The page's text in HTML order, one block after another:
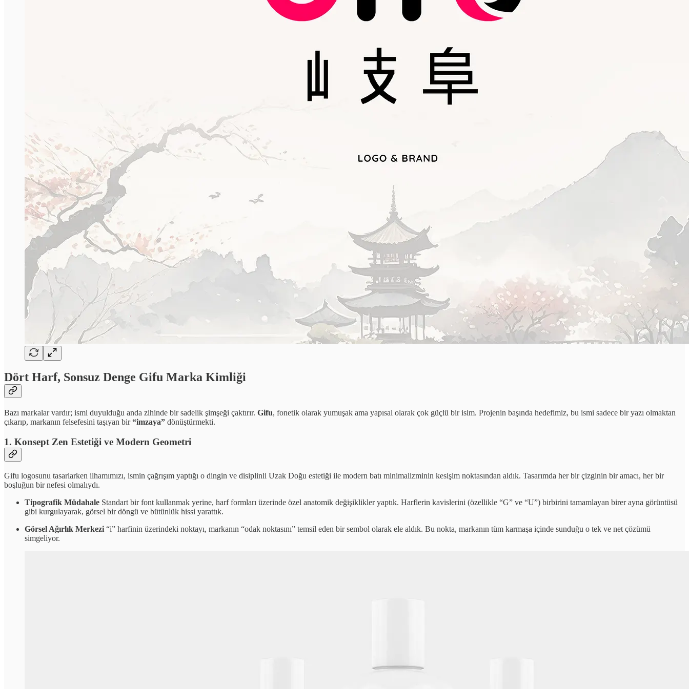
Dört Harf, Sonsuz Denge Gifu Marka Kimliği
Bazı markalar vardır; ismi duyulduğu anda zihinde bir sadelik şimşeği çaktırır. Gifu, fonetik olarak yumuşak ama yapısal olarak çok güçlü bir isim. Projenin başında hedefimiz, bu ismi sadece bir yazı olmaktan
çıkarıp, markanın felsefesini taşıyan bir“imzaya” dönüştürmekti.
1. Konsept Zen Estetiği ve Modern Geometri
Gifu logosunu tasarlarken ilhamımızı, ismin çağrışım yaptığı o dingin ve disiplinli Uzak Doğu estetiği ile modern batı minimalizminin kesişim noktasından aldık. Tasarımda her bir çizginin bir amacı, her bir
boşluğun bir nefesi olmalıydı.
Tipografik Müdahale Standart bir font kullanmak yerine, harf formları üzerinde özel anatomik değişiklikler yaptık. Harflerin kavislerini (özellikle “G” ve “U”) birbirini tamamlayan birer ayna görüntüsü
gibi kurgulayarak, görsel bir döngü ve bütünlük hissi yarattık.
Görsel Ağırlık Merkezi “i” harfinin üzerindeki noktayı, markanın “odak noktasını” temsil eden bir sembol olarak ele aldık. Bu nokta, markanın tüm karmaşa içinde sunduğu o tek ve net çözümü
simgeliyor.